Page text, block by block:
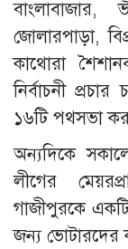
বাংলাবাজার,
জোলারপাড়া,
কাথোরা
নির্বাচনী
১৬টি পথসভা
অন্যদিকে
লীগের
গাজীপুরকে
জন্য ভোটারদের